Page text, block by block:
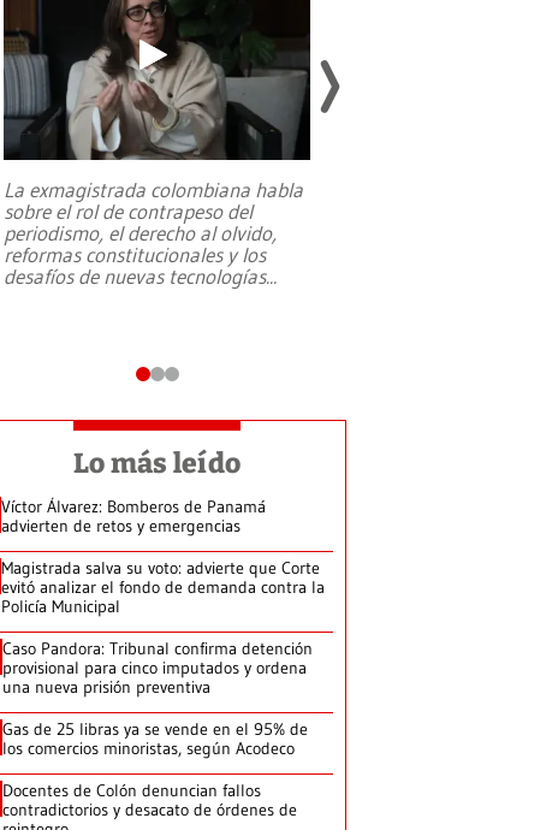
La exmagistrada colombiana habla
sobre el rol de contrapeso del
periodismo, el derecho al olvido,
reformas constitucionales y los
desafíos de nuevas tecnologías...
Lo más leído
Víctor Álvarez: Bomberos de Panamá
advierten de retos y emergencias
Magistrada salva su voto: advierte que Corte
evitó analizar el fondo de demanda contra la
Policía Municipal
Caso Pandora: Tribunal confirma detención
provisional para cinco imputados y ordena
una nueva prisión preventiva
Gas de 25 libras ya se vende en el 95% de
los comercios minoristas, según Acodeco
Docentes de Colón denuncian fallos
contradictorios y desacato de órdenes de